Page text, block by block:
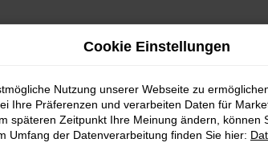
Cookie Einstellungen
Nutzung unserer Webseite zu
Ihre Präferenzen und verarbeiten Daten für
späteren Zeitpunkt Ihre Meinung ändern, können
Umfang der Datenverarbeitung finden Sie hier: